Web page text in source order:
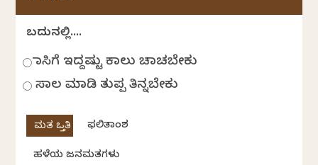
ಬದುಕಿನಲ್ಲಿ....
ಹಾಸಿಗೆ ಇದ್ದಷ್ಟು ಕಾಲು ಚಾಚಬೇಕು
ಸಾಲ ಮಾಡಿ ತುಪ್ಪ ತಿನ್ನಬೇಕು
ಫಲಿತಾಂಶ
ಹಳೆಯ ಜನಮತಗಳು